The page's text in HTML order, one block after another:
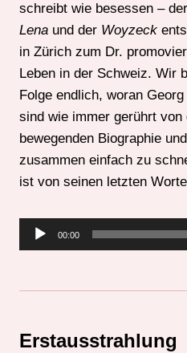
schreibt wie besessen – der
Lena und der Woyzeck
in Zürich zum Dr.
Leben in der Schweiz. Wir
Folge endlich, woran
sind wie immer gerührt von
bewegenden Biographie
zusammen einfach zu
ist von seinen letzten
u
i
-
00:00
Erstausstrahlung